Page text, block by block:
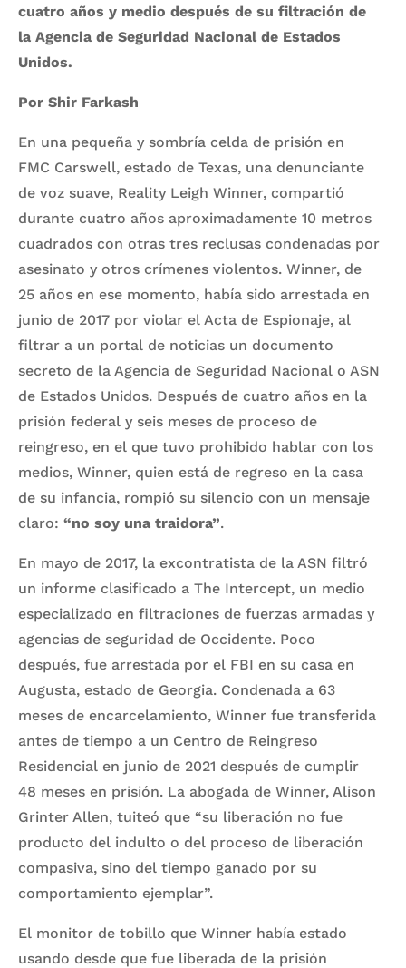
cuatro años y medio después de su filtración de
la Agencia de Seguridad Nacional de Estados
Unidos.
Por Shir Farkash
En una pequeña y sombría celda de prisión en
FMC Carswell, estado de Texas, una denunciante
de voz suave, Reality Leigh Winner, compartió
durante cuatro años aproximadamente 10 metros
cuadrados con otras tres reclusas condenadas por
asesinato y otros crímenes violentos. Winner, de
25 años en ese momento, había sido arrestada en
junio de 2017 por violar el Acta de Espionaje, al
filtrar a un portal de noticias un documento
secreto de la Agencia de Seguridad Nacional o ASN
de Estados Unidos. Después de cuatro años en la
prisión federal y seis meses de proceso de
reingreso, en el que tuvo prohibido hablar con los
medios, Winner, quien está de regreso en la casa
de su infancia, rompió su silencio con un mensaje
claro: “no soy una traidora”.
En mayo de 2017, la excontratista de la ASN filtró
un informe clasificado a The Intercept, un medio
especializado en filtraciones de fuerzas armadas y
agencias de seguridad de Occidente. Poco
después, fue arrestada por el FBI en su casa en
Augusta, estado de Georgia. Condenada a 63
meses de encarcelamiento, Winner fue transferida
antes de tiempo a un Centro de Reingreso
Residencial en junio de 2021 después de cumplir
48 meses en prisión. La abogada de Winner, Alison
Grinter Allen, tuiteó que “su liberación no fue
producto del indulto o del proceso de liberación
compasiva, sino del tiempo ganado por su
comportamiento ejemplar”.
El monitor de tobillo que Winner había estado
usando desde que fue liberada de la prisión